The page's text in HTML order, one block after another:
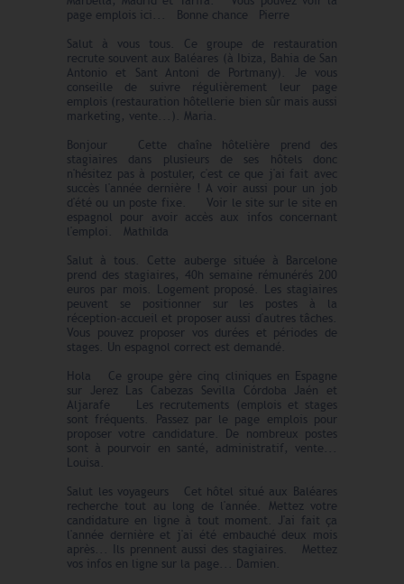
page emplois ici... Bonne chance Pierre
Salut à vous tous. Ce groupe de restauration
recrute souvent aux Baléares (à Ibiza, Bahia de San
Antonio et Sant Antoni de Portmany). Je vous
conseille de suivre régulièrement leur page
emplois (restauration hôtellerie bien sûr mais aussi
marketing, vente...). Maria.
Bonjour Cette chaîne hôtelière prend des
stagiaires dans plusieurs de ses hôtels donc
n'hésitez pas à postuler, c'est ce que j'ai fait avec
succès l'année dernière ! A voir aussi pour un job
d'été ou un poste fixe. Voir le site sur le site en
espagnol pour avoir accès aux infos concernant
l'emploi. Mathilda
Salut à tous. Cette auberge située à Barcelone
prend des stagiaires, 40h semaine rémunérés 200
euros par mois. Logement proposé. Les stagiaires
peuvent se positionner sur les postes à la
réception-accueil et proposer aussi d'autres tâches.
Vous pouvez proposer vos durées et périodes de
stages. Un espagnol correct est demandé.
Hola Ce groupe gère cinq cliniques en Espagne
sur Jerez Las Cabezas Sevilla Córdoba Jaén et
Aljarafe Les recrutements (emplois et stages
sont fréquents. Passez par le page emplois pour
proposer votre candidature. De nombreux postes
sont à pourvoir en santé, administratif, vente...
Louisa.
Salut les voyageurs Cet hôtel situé aux Baléares
recherche tout au long de l'année. Mettez votre
candidature en ligne à tout moment. J'ai fait ça
l'année dernière et j'ai été embauché deux mois
après... Ils prennent aussi des stagiaires. Mettez
vos infos en ligne sur la page... Damien.